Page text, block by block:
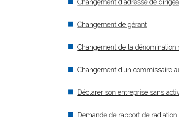
Changement d'adresse de
Changement de gérant
Changement de la
Changement d’un commissaire
Déclarer son entreprise sans
Demande de rapport de